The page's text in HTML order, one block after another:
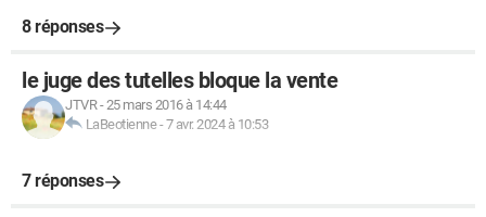
8 réponses
le juge des tutelles bloque la vente
JTVR-25 mars 2016 à 14:44
LaBeotienne-7 avr. 2024 à 10:53
7 réponses